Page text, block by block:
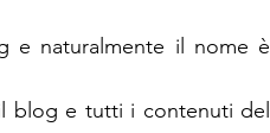
naturalmente il nome è
blog e tutti i contenuti del